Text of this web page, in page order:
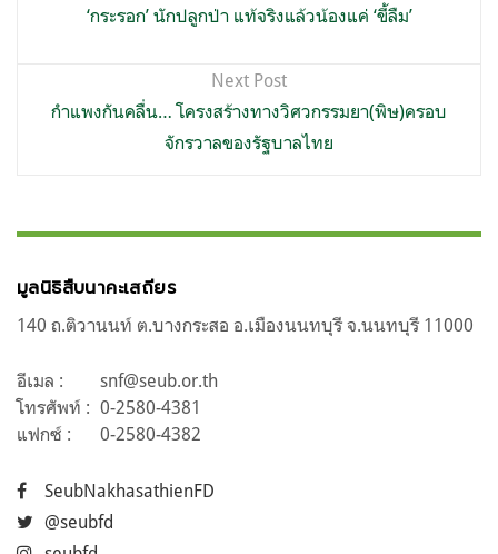
‘กระรอก’ นักปลูกป่า แท้จริงแล้วน้องแค่ ‘ขี้ลืม’
Next Post
กำแพงกันคลื่น… โครงสร้างทางวิศวกรรมยา(พิษ)ครอบ
จักรวาลของรัฐบาลไทย
มูลนิธิสืบนาคะเสถียร
140 ถ.ติวานนท์ ต.บางกระสอ อ.เมืองนนทบุรี จ.นนทบุรี 11000
อีเมล :
snf@seub.or.th
โทรศัพท์ : 0-2580-4381
แฟกซ์ :
0-2580-4382
SeubNakhasathienFD
@seubfd